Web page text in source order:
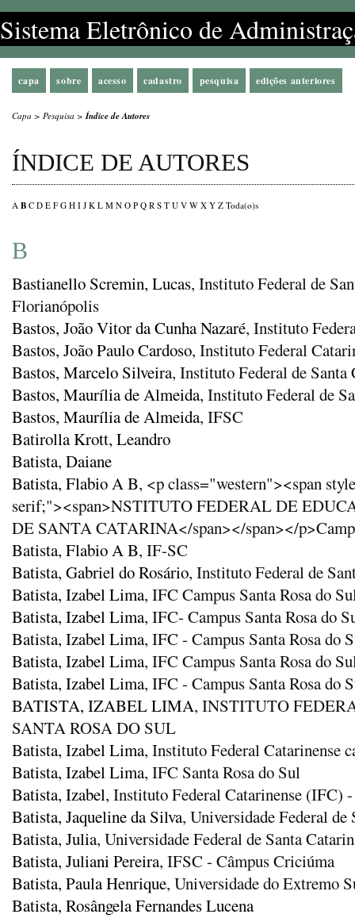
Sistema Eletrônico de
capa sobre acesso cadastro pesquisa edições anteriores
Capa > Pesquisa >Índice de Autores
ÍNDICE DE AUTORES
A B C D E F G H I J K L M N O P Q R S T U V W X Y Z Toda(o)s
B
Bastianello Scremin, Lucas, Instituto Federal de
Florianópolis
Bastos, João Vitor da Cunha Nazaré, Instituto
Bastos, João Paulo Cardoso, Instituto Federal
Bastos, Marcelo Silveira, Instituto Federal de Santa
Bastos, Maurília de Almeida, Instituto Federal de
Bastos, Maurília de Almeida, IFSC
Batirolla Krott, Leandro
Batista, Daiane
Batista, Flabio A B, <p class="western"><span
serif;"><span>NSTITUTO FEDERAL DE
DE SANTA CATARINA</span></span></
Batista, Flabio A B, IF-SC
Batista, Gabriel do Rosário, Instituto Federal de
Batista, Izabel Lima, IFC Campus Santa Rosa do
Batista, Izabel Lima, IFC- Campus Santa Rosa do
Batista, Izabel Lima, IFC - Campus Santa Rosa do
Batista, Izabel Lima, IFC Campus Santa Rosa do
Batista, Izabel Lima, IFC - Campus Santa Rosa do
BATISTA, IZABEL LIMA, INSTITUTO
SANTA ROSA DO SUL
Batista, Izabel Lima, Instituto Federal Catarinense
Batista, Izabel Lima, IFC Santa Rosa do Sul
Batista, Izabel, Instituto Federal Catarinense (IFC)
Batista, Jaqueline da Silva, Universidade Federal
Batista, Julia, Universidade Federal de Santa
Batista, Juliani Pereira, IFSC - Câmpus Criciúma
Batista, Paula Henrique, Universidade do Extremo
Batista, Rosângela Fernandes Lucena